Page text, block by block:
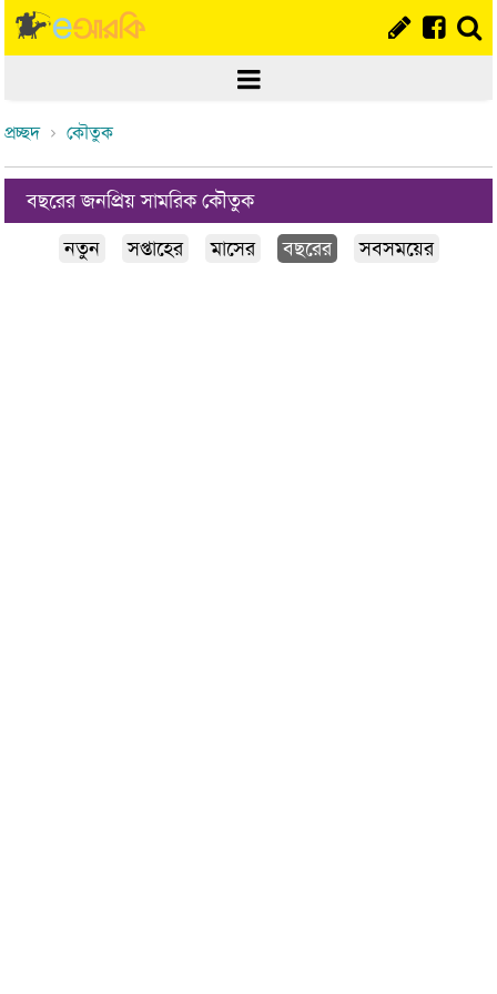
প্রচ্ছদ কৌতুক
বছরের জনপ্রিয় সামরিক কৌতুক
নতুন
সপ্তাহের মাসের বছরের সবসময়ের